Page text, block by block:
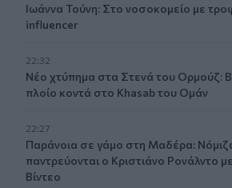
Ιωάννα Τούνη: Στο νοσοκομείο με
influencer
22:32
Νέο χτύπημα στα Στενά του Ορμούζ:
πλοίο κοντά στο Khasab του Ομάν
22:27
Παράνοια σε γάμο στη Μαδέρα:
παντρεύονται ο Κριστιάνο Ρονάλντο
Βίντεο